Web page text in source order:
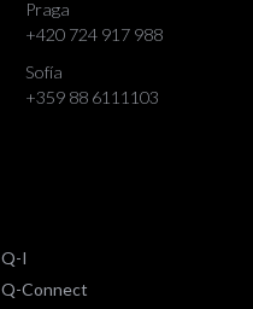
Praga
+420 724 917 988
Sofía
+359 88 6111103
Q-I
Q-Connect